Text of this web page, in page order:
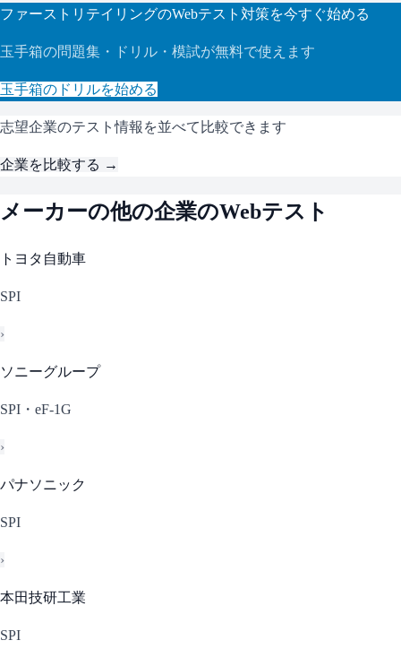
ファーストリテイリングのWebテスト対策を今すぐ始める
玉手箱の問題集・ドリル・模試が無料で使えます
玉手箱のドリルを始める
志望企業のテスト情報を並べて比較できます
企業を比較する →
メーカーの他の企業のWebテスト
トヨタ自動車
SPI
›
ソニーグループ
SPI・eF-1G
›
パナソニック
SPI
›
本田技研工業
SPI